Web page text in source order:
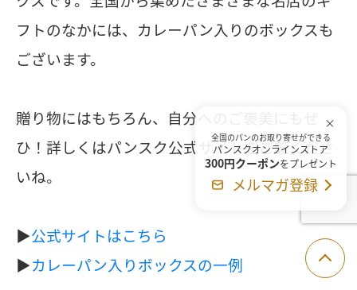
フトのなかには、カレーパン入りのボックスも
ございます。
贈り物にはもちろん、自分へのご褒美にもぜ
ひ！詳しくはパンスク公式サイトをご覧くださ
いね。
▶公式サイトはこちら
▶カレーパン入りボックスの一例
全国のパンのお取り寄せができる
パンスクオンラインストア
300円クーポンをプレゼント
メルマガ登録